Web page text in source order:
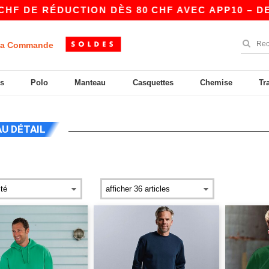
DÈS 80 CHF AVEC APP10 – DES
Commande
Polo Manteau Casquettes Chemise
DÉTAIL